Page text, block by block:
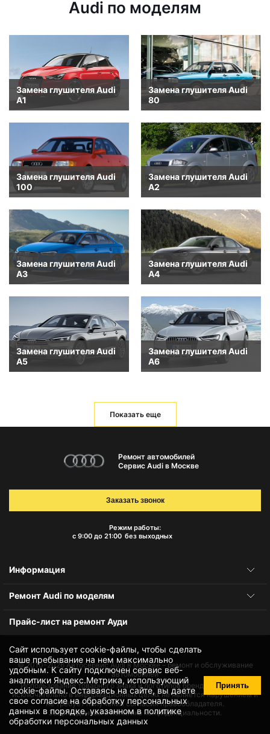
Audi по моделям
Замена глушителя Audi
A1
Замена глушителя Audi
80
Замена глушителя Audi
100
Замена глушителя Audi
A2
Замена глушителя Audi
A3
Замена глушителя Audi
A4
Замена глушителя Audi
A5
Замена глушителя Audi
A6
Показать еще
Сайт использует cookie-файлы, чтобы сделать
ваше пребывание на нем максимально
удобным. К cайту подключен сервис веб-
аналитики Яндекс.Метрика, использующий
cookie-файлы. Оставаясь на сайте, вы даете
своесогласие на обработку персональных
данных в порядке, указанном в политике
обработки персональных данных
Принять
Ремонт автомобилей
Сервис Audi в Москве
Режим работы:
с 9:00 до 21:00 без выходных
Заказать звонок
Информация
Ремонт Audi по моделям
Прайс-лист на ремонт Ауди
© 2010-2026Автосервис Audi в Москве – ремонт и обслуживание
автомобилей
Использование товарного знака и логотипов бренда происходит
исключительно в информационных целях не является нарушением и
не требует получения согласия правообладателя.
Защита данных и политика конфиденциальности.